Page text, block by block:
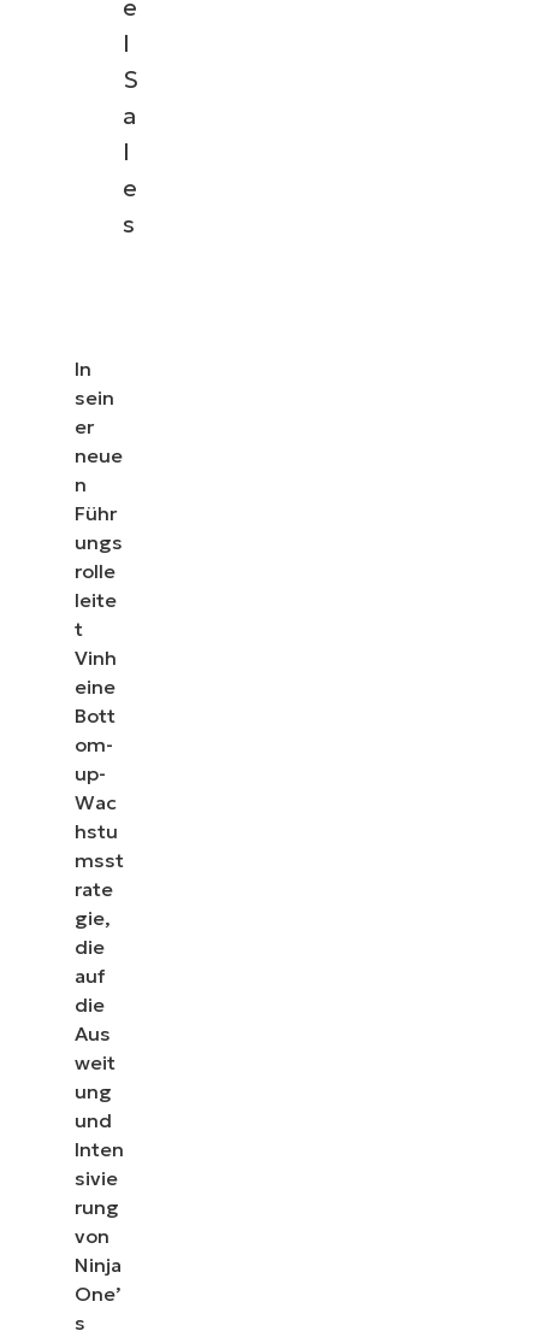
e
l
S
a
l
e
s
In
sein
er
neue
n
Führ
ungs
rolle
leite
t
Vinh
eine
Bott
om-
up-
Wac
hstu
msst
rate
gie,
die
auf
die
Aus
weit
ung
und
Inten
sivie
rung
von
Ninja
One’
s